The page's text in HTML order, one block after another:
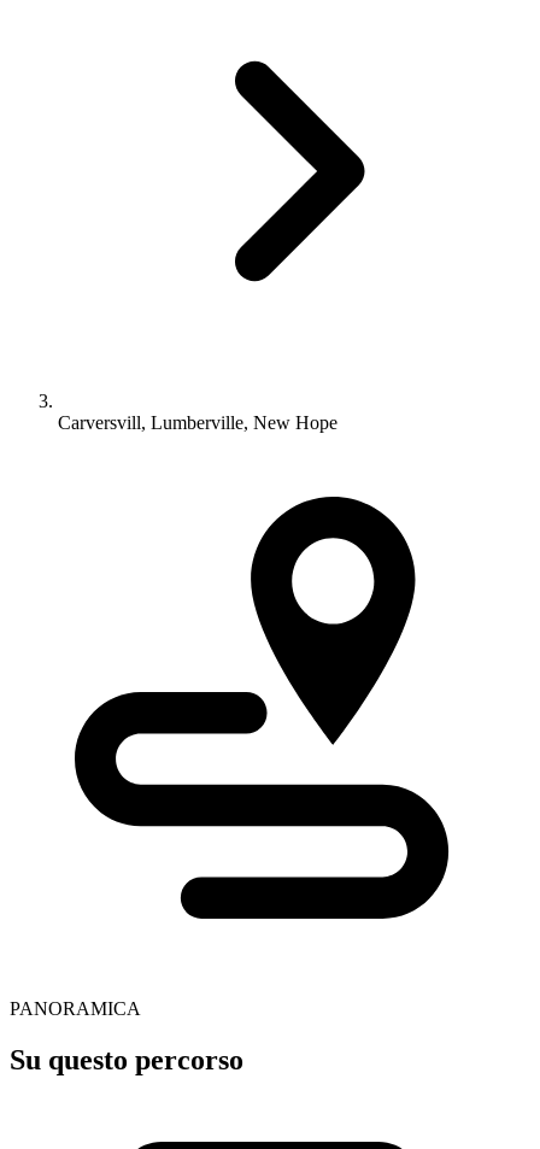
Carversvill, Lumberville, New Hope
PANORAMICA
Su questo percorso